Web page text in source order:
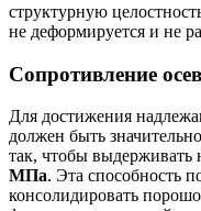
структурную
не деформируется и не
Сопротивление
Для достижения
должен быть
так, чтобы выдерживать
МПа. Эта способность
консолидировать